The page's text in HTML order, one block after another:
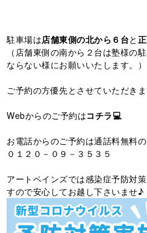
駐車場は店舗東側の北から６台と
（店舗東側の南から２台は塾様の
ならない様にお願いいたします。）
ご予約の方優先とさせていただきま
Webからのご予約はコチラ💻
お電話からのご予約は通話料無料
０１２０－０９－３５３５
アートペインズでは感染症予防対
すので安心してお越し下さいませ♪